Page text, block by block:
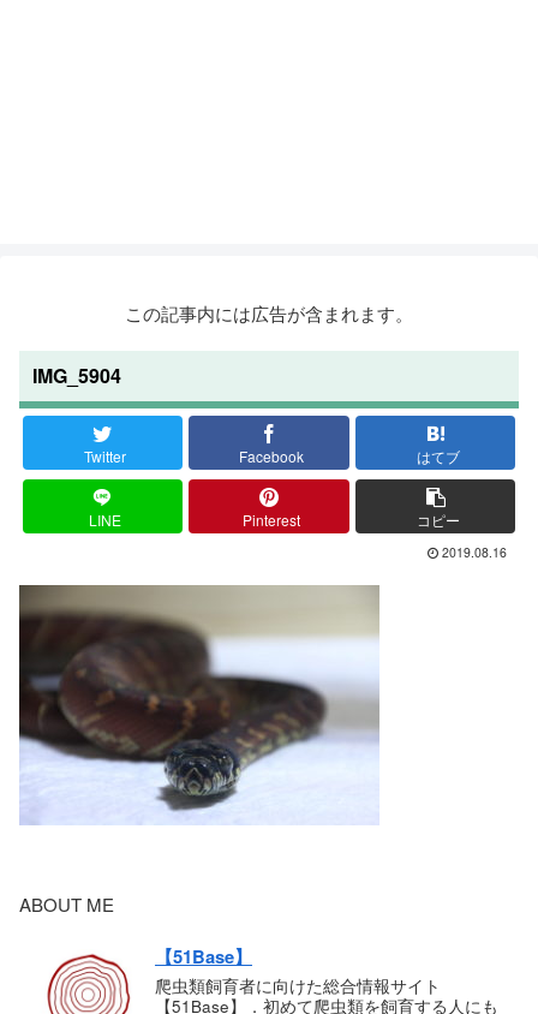
この記事内には広告が含まれます。
IMG_5904
Twitter Facebook はてブ
LINE Pinterest コピー
2019.08.16
ABOUT ME
【51Base】
爬虫類飼育者に向けた総合情報サイト
【51Base】．初めて爬虫類を飼育する人にも